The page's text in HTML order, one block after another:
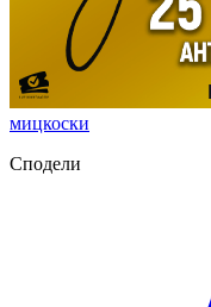
мицкоски
Сподели